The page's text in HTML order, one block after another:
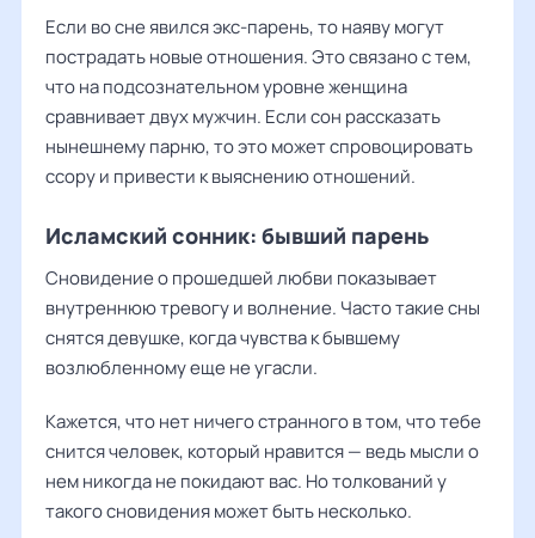
Если во сне явился экс-парень, то наяву могут
пострадать новые отношения. Это связано с тем,
что на подсознательном уровне женщина
сравнивает двух мужчин. Если сон рассказать
нынешнему парню, то это может спровоцировать
ссору и привести к выяснению отношений.
Исламский сонник: бывший парень
Сновидение о прошедшей любви показывает
внутреннюю тревогу и волнение. Часто такие сны
снятся девушке, когда чувства к бывшему
возлюбленному еще не угасли.
Кажется, что нет ничего странного в том, что тебе
снится человек, который нравится — ведь мысли о
нем никогда не покидают вас. Но толкований у
такого сновидения может быть несколько.